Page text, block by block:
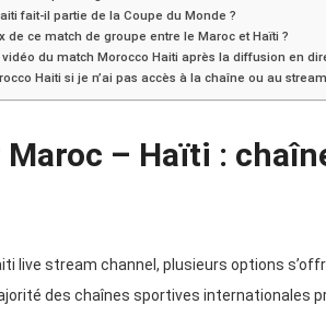
fait-il partie de la Coupe du Monde ?
de ce match de groupe entre le Maroc et Haïti ?
du match Morocco Haiti après la diffusion en
Haiti si je n’ai pas accès à la chaîne ou au
Maroc – Haïti :
live stream channel, plusieurs options
des chaînes sportives internationales